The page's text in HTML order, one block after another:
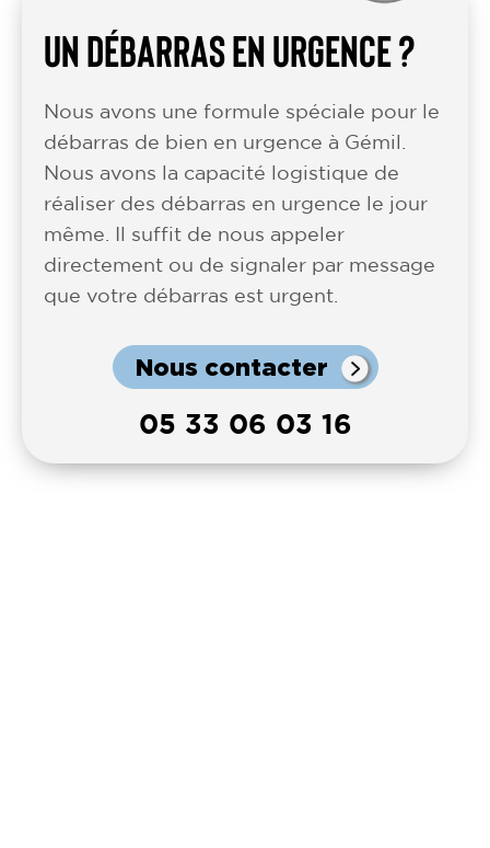
UN DÉBARRAS EN URGENCE ?
Nous avons une formule spéciale pour le
débarras de bien en urgence à Gémil.
Nous avons la capacité logistique de
réaliser des débarras en urgence le jour
même. Il suffit de nous appeler
directement ou de signaler par message
que votre débarras est urgent.
Nous contacter
05 33 06 03 16